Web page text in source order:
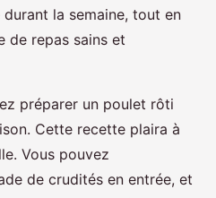
durant la semaine, tout en
de repas sains et
préparer un poulet rôti
Cette recette plaira à
Vous pouvez
de crudités en entrée, et